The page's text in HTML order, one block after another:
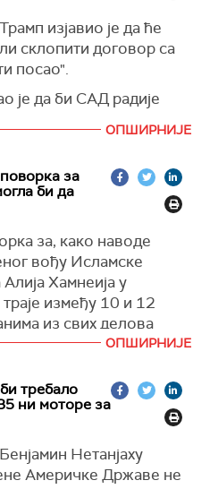
трасе погребне
помоћи, возила и
са источног
би пружање
настављено без
кретање учесника
што омогућава
помоћи.
универзитета
Таваколи изјавио је
комеморације више од
помоћ у медицинским
у комплексу Мосала у
особа које су морале да
установе био
смртних случајева
церемоније ни у
се учесници најчешће
изјавио је да ће
склопити договор са
посао".
је да би САД радије
ОПШИРНИЈЕ
за
би да
за, како наводе
вођу Исламске
Алија Хамнеија у
између 10 и 12
из свих делова
последњу почаст,
Организационог одбора
бригадни генерал Хасан
укључујући
превози ковчег и
ОПШИРНИЈЕ
требало
ни моторе за
Нетанјаху
Америчке Државе не